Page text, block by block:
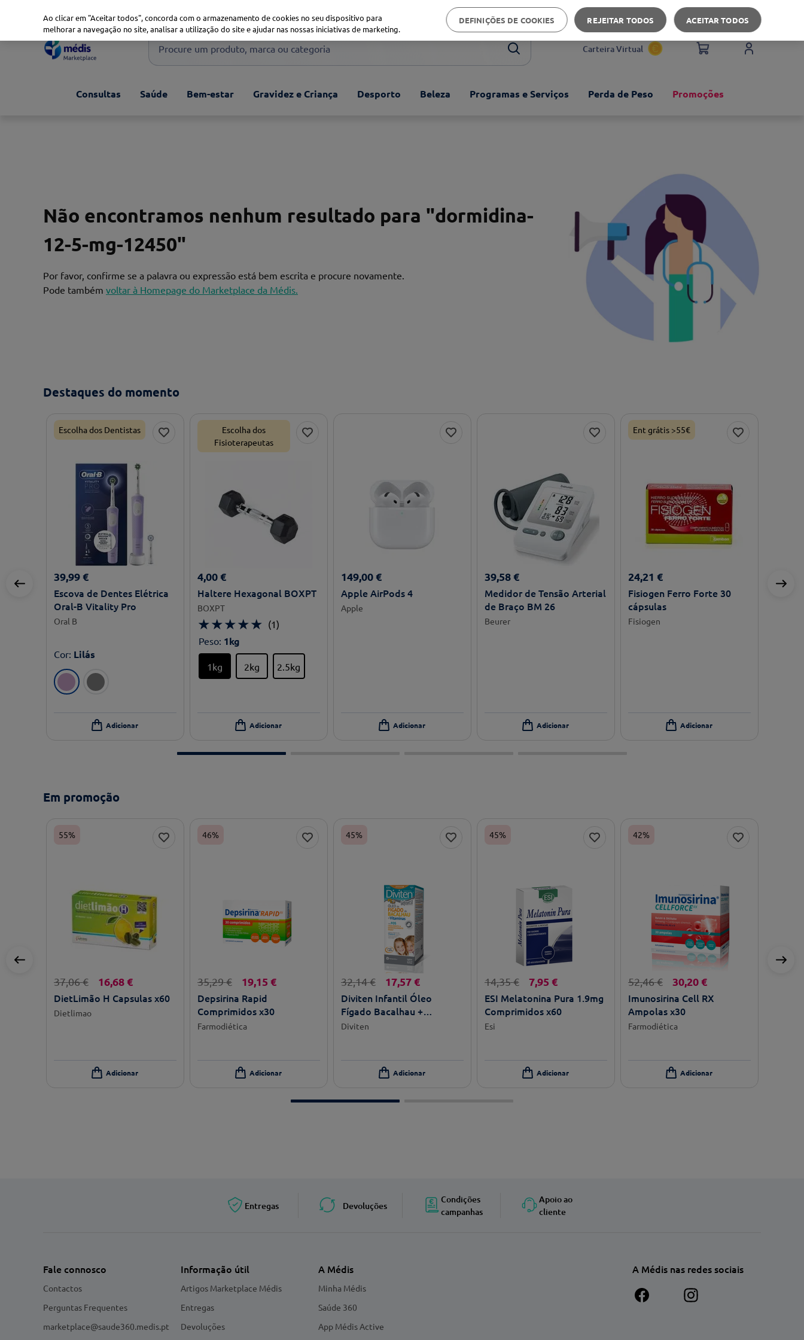
Apoio ao cliente
Procure um produto, marca ou categoria
1º xiaomi
Carteira Virtual
Consultas Saúde Bem-estar Gravidez e Criança Desporto Beleza Programas e Serviços Perda de Peso Promoções
Não encontramos nenhum resultado para "dormidina-
12-5-mg-12450"
Por favor, confirme se a palavra ou expressão está bem escrita e procure novamente.
Pode também voltar à Homepage do Marketplace da Médis.
Destaques do momento
Escolha dos Dentistas
39,99 €
Escova de Dentes Elétrica
Oral-B Vitality Pro
Oral B
Cor: Lilás
Escolha dos
Fisioterapeutas
4,00 €
Haltere Hexagonal BOXPT
BOXPT
★★★★★ (1)
Peso: 1kg
1kg 2kg 2.5kg
149,00 €
Apple AirPods 4
Apple
39,58 €
Medidor de Tensão Arterial
de Braço BM 26
Beurer
Ent grátis >55€
24,21 €
Fisiogen Ferro Forte 30
cápsulas
Fisiogen
Em promoção
55%
37,06€ 16,68 €
DietLimão H Capsulas x60
Dietlimao
46%
35,29€ 19,15 €
Depsirina Rapid
Comprimidos x30
Farmodiética
45%
32,14€ 17,57 €
Diviten Infantil Óleo
Fígado Bacalhau +
Vitaminas 300ml
Diviten
45%
14,35€ 7,95 €
ESI Melatonina Pura 1.9mg
Comprimidos x60
Esi
42%
52,46€ 30,20 €
Imunosirina Cell RX
Ampolas x30
Farmodiética
Entregas Devoluções
Condições
campanhas
Apoio ao
cliente
Fale connosco
Contactos
Perguntas Frequentes
marketplace@saude360.medis.pt
Informação útil
Artigos Marketplace Médis
Entregas
Devoluções
A Médis
Minha Médis
Saúde 360
App Médis Active
A Médis nas redes sociais
Ao clicar em "Aceitar todos", concorda com o armazenamento de cookies no seu dispositivo para
melhorar a navegação no site, analisar a utilização do site e ajudar nas nossas iniciativas de marketing.
DEFINIÇÕES DE COOKIES REJEITAR TODOS ACEITAR TODOS